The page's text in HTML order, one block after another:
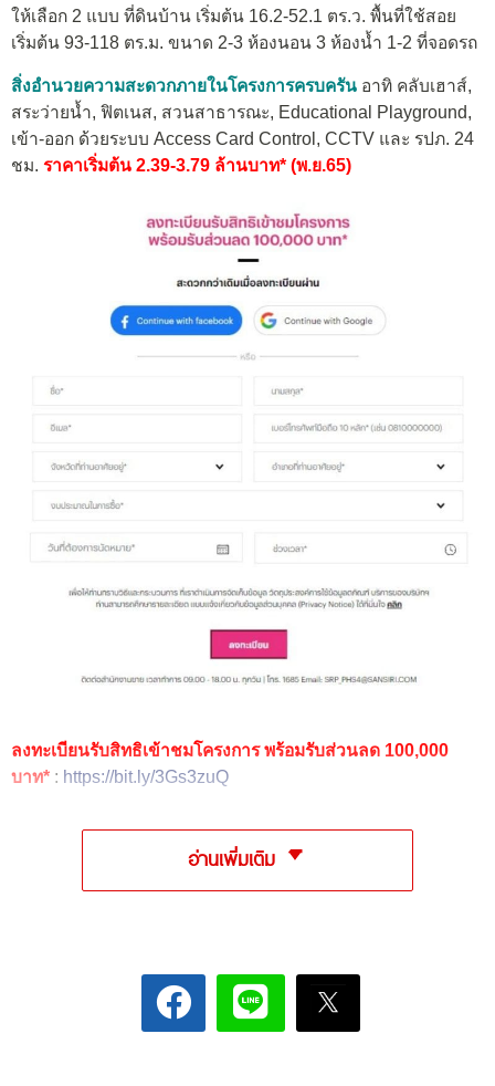
ให้เลือก 2 แบบ ที่ดินบ้าน เริ่มต้น 16.2-52.1 ตร.ว. พื้นที่ใช้สอย
เริ่มต้น 93-118 ตร.ม. ขนาด 2-3 ห้องนอน 3 ห้องน้ำ 1-2 ที่จอดรถ
สิ่งอำนวยความสะดวกภายในโครงการครบครัน อาทิ คลับเฮาส์,
สระว่ายน้ำ, ฟิตเนส, สวนสาธารณะ, Educational Playground,
เข้า-ออก ด้วยระบบ Access Card Control, CCTV และ รปภ. 24
ชม. ราคาเริ่มต้น 2.39-3.79 ล้านบาท* (พ.ย.65)
ลงทะเบียนรับสิทธิเข้าชมโครงการพร้อมรับส่วนลด 100,000
บาท* : https://bit.ly/3Gs3zuQ
อ่านเพิ่มเติม